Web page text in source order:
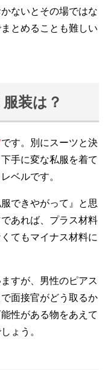
ないとその場ではな
とめることも難しい
装は？
です。別にスーツと決
手に変な私服を着て
ベルです。
できやがって』と思
あれば、プラス材料
てもマイナス材料に
すが、男性のピアス
面接官がどう取るか
性がある物をあえて
ょう。